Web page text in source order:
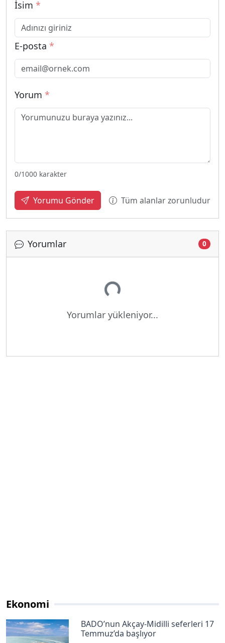
İsim *
E-posta *
Yorum *
0/1000 karakter
Yorumu Gönder Tüm alanlar zorunludur
Yorumlar 0
Yükleniyor...
Yorumlar yükleniyor...
Ekonomi
BADO’nun Akçay-Midilli seferleri 17
Temmuz’da başlıyor